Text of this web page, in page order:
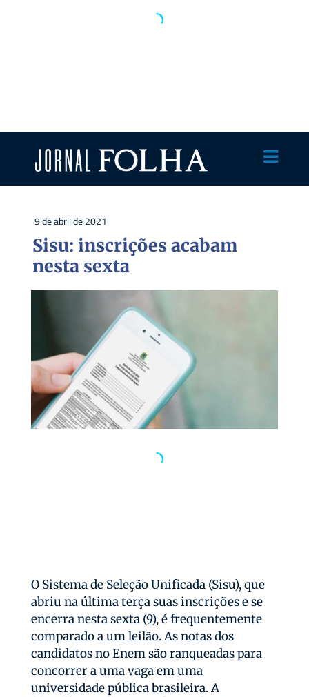
9 de abril de 2021
Sisu: inscrições acabam
nesta sexta
O Sistema de Seleção Unificada (Sisu), que
abriu na última terça suas inscrições e se
encerra nesta sexta (9), é frequentemente
comparado a um leilão. As notas dos
candidatos no Enem são ranqueadas para
concorrer a uma vaga em uma
universidade pública brasileira. A